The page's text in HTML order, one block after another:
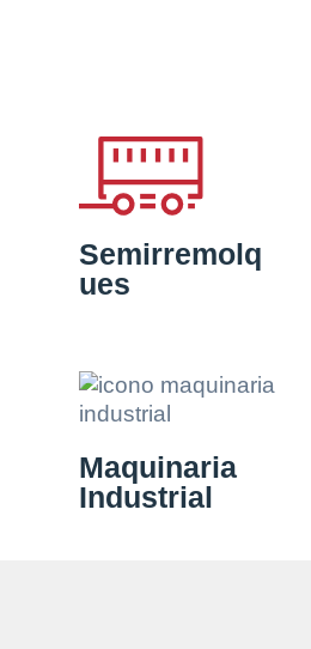
Semirremolq
ues
Maquinaria
Industrial